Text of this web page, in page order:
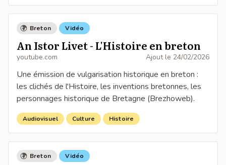
Breton Vidéo
An Istor Livet - L'Histoire en breton
youtube.com Ajout le 24/02/2026
Une émission de vulgarisation historique en breton :
les clichés de l'Histoire, les inventions bretonnes, les
personnages historique de Bretagne (Brezhoweb).
Audiovisuel Culture Histoire
Breton Vidéo